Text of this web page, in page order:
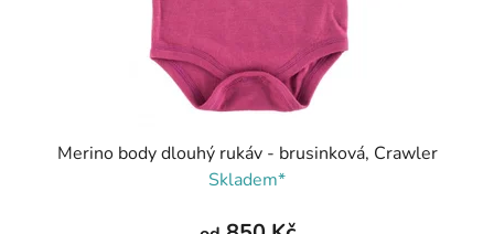
Merino body dlouhý rukáv - brusinková, Crawler
Skladem*